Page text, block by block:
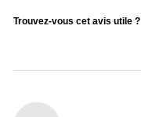
Trouvez-vous cet avis utile ?